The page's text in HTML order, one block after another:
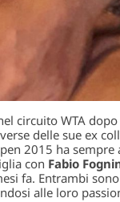
circuito WTA
delle sue ex
2015 ha sempre
con Fabio
fa. Entrambi
alle loro